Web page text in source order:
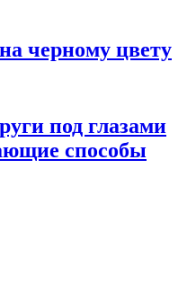
черному цвету
под глазами
способы